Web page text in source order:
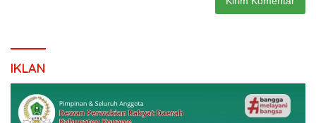
IKLAN